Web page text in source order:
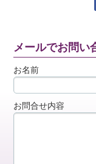
メールでお問い
お名前
お問合せ内容